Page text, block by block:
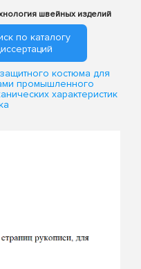
швейных изделий
по каталогу
костюма для
промышленного
характеристик